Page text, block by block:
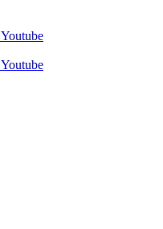
Youtube
Youtube